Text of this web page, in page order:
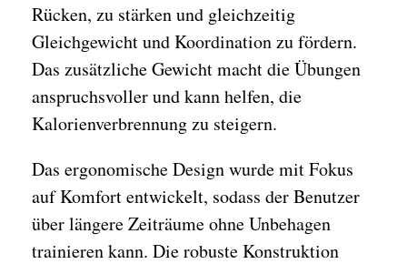
Rücken, zu stärken und gleichzeitig
Gleichgewicht und Koordination zu fördern.
Das zusätzliche Gewicht macht die Übungen
anspruchsvoller und kann helfen, die
Kalorienverbrennung zu steigern.
Das ergonomische Design wurde mit Fokus
auf Komfort entwickelt, sodass der Benutzer
über längere Zeiträume ohne Unbehagen
trainieren kann. Die robuste Konstruktion